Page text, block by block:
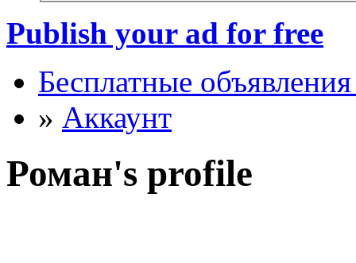
Publish your ad for free
Бесплатные
» Аккаунт
Роман's profile